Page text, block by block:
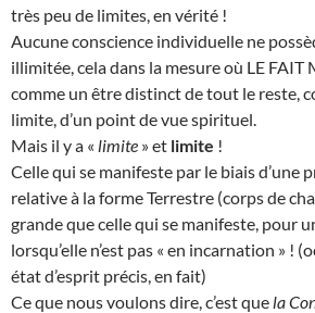
très peu de limites, en vérité !
Aucune conscience individuelle ne
illimitée, cela dans la mesure où LE FAIT
comme un être distinct de tout le reste,
limite, d’un point de vue spirituel.
Mais il y a « limite » et limite !
Celle qui se manifeste par le biais d’une
relative à la forme Terrestre (corps de
grande que celle qui se manifeste, pour
lorsqu’elle n’est pas « en incarnation » !
état d’esprit précis, en fait)
Ce que nous voulons dire, c’est que la